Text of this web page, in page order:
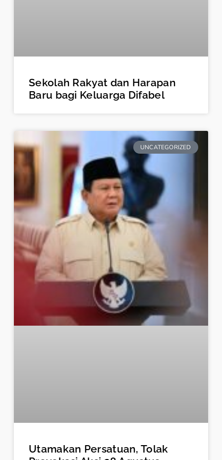
Sekolah Rakyat dan Harapan
Baru bagi Keluarga Difabel
UNCATEGORIZED
Utamakan Persatuan, Tolak